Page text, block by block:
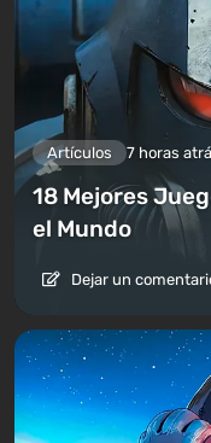
Artículos 7 horas
18 Mejores
el Mundo
Dejar un